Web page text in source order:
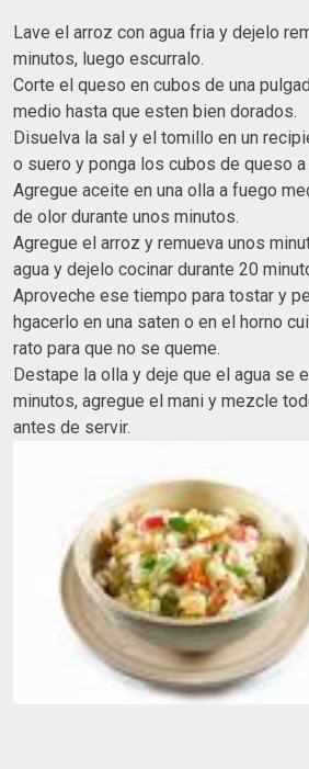
Lave el arroz con agua fria y dejelo
minutos, luego escurralo.
Corte el queso en cubos de una
medio hasta que esten bien dorados.
Disuelva la sal y el tomillo en un
o suero y ponga los cubos de queso a
Agregue aceite en una olla a fuego
de olor durante unos minutos.
Agregue el arroz y remueva unos
agua y dejelo cocinar durante 20
Aproveche ese tiempo para tostar y
hgacerlo en una saten o en el horno
rato para que no se queme.
Destape la olla y deje que el agua se
minutos, agregue el mani y mezcle
antes de servir.